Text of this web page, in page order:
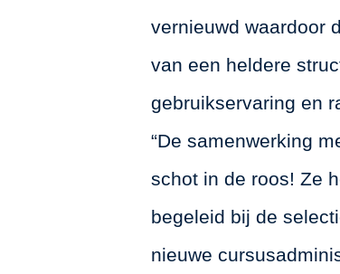
vernieuwd waardoor
van een heldere
gebruikservaring en
“De samenwerking
schot in de roos! Ze
begeleid bij de
nieuwe